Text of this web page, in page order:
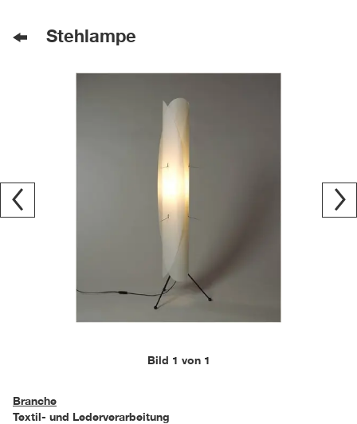
Stehlampe
Bild 1 von 1
Branche
Textil- und Lederverarbeitung